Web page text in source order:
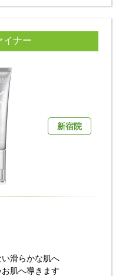
イナー
滑らかな肌へ
肌へ導きます